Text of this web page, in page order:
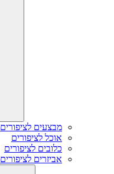
מבצעים לציפורים
אוכל לציפורים
כלובים לציפורים
אביזרים לציפורים